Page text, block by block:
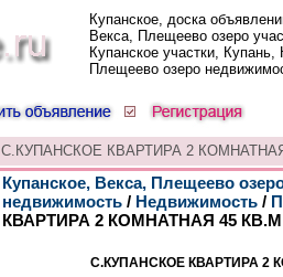
Купанское, доска
Векса, Плещеево озеро
Купанское участки, Купань,
Плещеево озеро
С.КУПАНСКОЕ КВАРТИРА 2
Купанское, Векса, Плещеево
недвижимость / Недвижимость /
КВАРТИРА 2 КОМНАТНАЯ 45
С.КУПАНСКОЕ КВАРТИРА 2